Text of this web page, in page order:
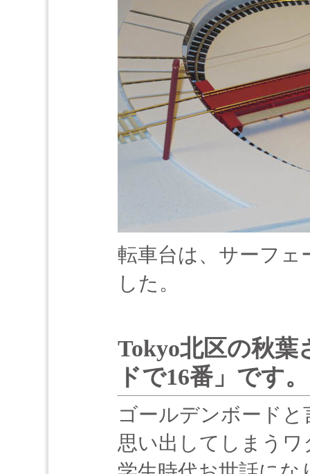
転車台は、サーフェ
した。
Tokyo北区の秋
ドで16番」です。
ゴールデンボード
思い出してしまうワ